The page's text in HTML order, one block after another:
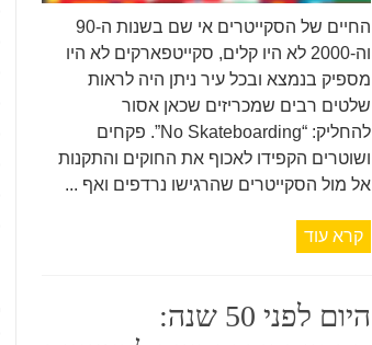
החיים של הסקייטרים אי שם בשנות ה-90
וה-2000 לא היו קלים, סקייטפארקים לא היו
מספיק בנמצא ובכל עיר ניתן היה לראות
שלטים רבים שמכריזים שכאן אסור
להחליק: “No Skateboarding”. פקחים
ושוטרים הקפידו לאכוף את החוקים והתקנות
אל מול הסקייטרים שהרגישו נרדפים ואף ...
קרא עוד
היום לפני 50 שנה: